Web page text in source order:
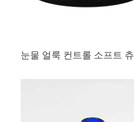
눈물 얼룩 컨트롤 소프트 츄